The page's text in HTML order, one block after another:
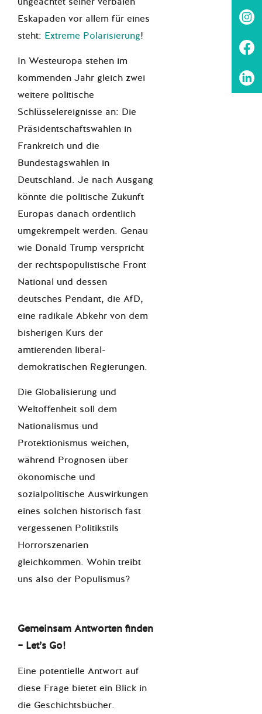
Eskapaden vor allem für eines
steht: Extreme Polarisierung!
In Westeuropa stehen im
kommenden Jahr gleich zwei
weitere politische
Schlüsselereignisse an: Die
Präsidentschaftswahlen in
Frankreich und die
Bundestagswahlen in
Deutschland. Je nach Ausgang
könnte die politische Zukunft
Europas danach ordentlich
umgekrempelt werden. Genau
wie Donald Trump verspricht
der rechtspopulistische Front
National und dessen
deutsches Pendant, die AfD,
eine radikale Abkehr von dem
bisherigen Kurs der
amtierenden liberal-
demokratischen Regierungen.
Die Globalisierung und
Weltoffenheit soll dem
Nationalismus und
Protektionismus weichen,
während Prognosen über
ökonomische und
sozialpolitische Auswirkungen
eines solchen historisch fast
vergessenen Politikstils
Horrorszenarien
gleichkommen. Wohin treibt
uns also der Populismus?
Gemeinsam Antworten finden
– Let’s Go!
Eine potentielle Antwort auf
diese Frage bietet ein Blick in
die Geschichtsbücher.